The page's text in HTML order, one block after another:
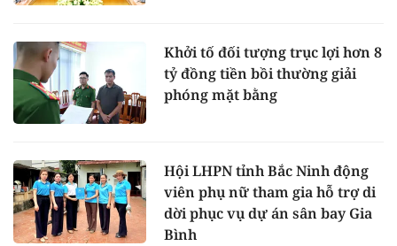
Khởi tố đối tượng trục lợi hơn 8
tỷ đồng tiền bồi thường giải
phóng mặt bằng
Hội LHPN tỉnh Bắc Ninh động
viên phụ nữ tham gia hỗ trợ di
dời phục vụ dự án sân bay Gia
Bình